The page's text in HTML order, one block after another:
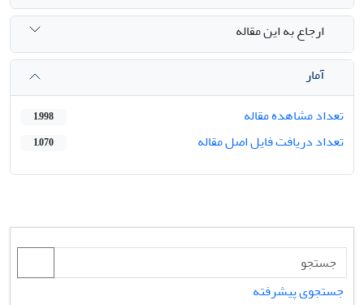
ارجاع به این مقاله
آمار
تعداد مشاهده مقاله
1,998
تعداد دریافت فایل اصل مقاله 1,070
جستجوی پیشرفته